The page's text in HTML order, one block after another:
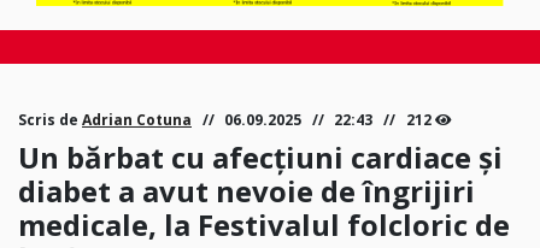
Scris de Adrian Cotuna 06.09.2025 22:43 212
Un bărbat cu afecțiuni cardiace și
diabet a avut nevoie de îngrijiri
medicale, la Festivalul folcloric de